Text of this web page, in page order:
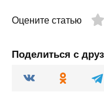
Оцените статью
Поделиться с